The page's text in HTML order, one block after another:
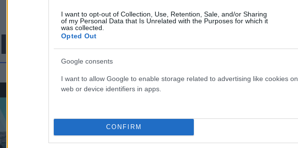
I want to opt-out of Collection, Use, Retention, Sale, and/or Sharing
of my Personal Data that Is Unrelated with the Purposes for which it
was collected.
Opted Out
Google consents
I want to allow Google to enable storage related to advertising like cookies on
web or device identifiers in apps.
CONFIRM